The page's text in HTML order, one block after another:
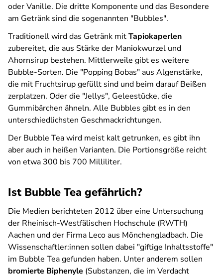
oder Vanille. Die dritte Komponente und das Besondere
am Getränk sind die sogenannten "Bubbles".
Traditionell wird das Getränk mitTapiokaperlen
zubereitet, die aus Stärke der Maniokwurzel und
Ahornsirup bestehen. Mittlerweile gibt es weitere
Bubble-Sorten. Die "Popping Bobas" aus Algenstärke,
die mit Fruchtsirup gefüllt sind und beim darauf Beißen
zerplatzen. Oder die "Jellys", Geleestücke, die
Gummibärchen ähneln. Alle Bubbles gibt es in den
unterschiedlichsten Geschmackrichtungen.
Der Bubble Tea wird meist kalt getrunken, es gibt ihn
aber auch in heißen Varianten. Die Portionsgröße reicht
von etwa 300 bis 700 Milliliter.
Ist Bubble Tea gefährlich?
Die Medien berichteten 2012 über eine Untersuchung
der Rheinisch-Westfälischen Hochschule (RWTH)
Aachen und der Firma Leco aus Mönchengladbach. Die
Wissenschaftler:innen sollen dabei "giftige Inhaltsstoffe"
im Bubble Tea gefunden haben. Unter anderem sollen
bromierte Biphenyle (Substanzen, die im Verdacht